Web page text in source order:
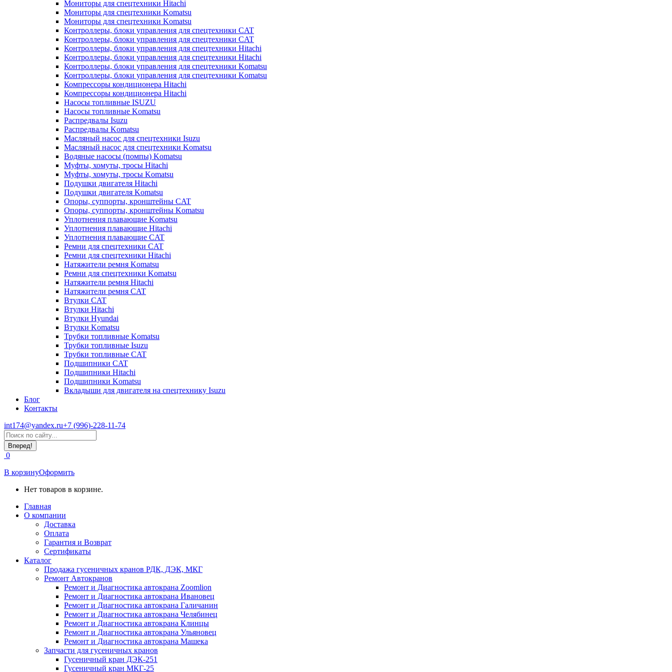
Мониторы для спецтехники Hitachi
Мониторы для спецтехники Komatsu
Мониторы для спецтехники Komatsu
Контроллеры, блоки управления для спецтехники CAT
Контроллеры, блоки управления для спецтехники CAT
Контроллеры, блоки управления для спецтехники Hitachi
Контроллеры, блоки управления для спецтехники Hitachi
Контроллеры, блоки управления для спецтехники Komatsu
Контроллеры, блоки управления для спецтехники Komatsu
Компрессоры кондиционера Hitachi
Компрессоры кондиционера Hitachi
Насосы топливные ISUZU
Насосы топливные Komatsu
Распредвалы Isuzu
Распредвалы Komatsu
Масляный насос для спецтехники Isuzu
Масляный насос для спецтехники Komatsu
Водяные насосы (помпы) Komatsu
Муфты, хомуты, тросы Hitachi
Муфты, хомуты, тросы Komatsu
Подушки двигателя Hitachi
Подушки двигателя Komatsu
Опоры, суппорты, кронштейны CAT
Опоры, суппорты, кронштейны Komatsu
Уплотнения плавающие Komatsu
Уплотнения плавающие Hitachi
Уплотнения плавающие CAT
Ремни для спецтехники CAT
Ремни для спецтехники Hitachi
Натяжители ремня Komatsu
Ремни для спецтехники Komatsu
Натяжители ремня Hitachi
Натяжители ремня CAT
Втулки CAT
Втулки Hitachi
Втулки Hyundai
Втулки Komatsu
Трубки топливные Komatsu
Трубки топливные Isuzu
Трубки топливные CAT
Подшипники CAT
Подшипники Hitachi
Подшипники Komatsu
Вкладыши для двигателя на спецтехнику Isuzu
Блог
Контакты
int174@yandex.ru+7 (996)-228-11-74
Страница
WhatsApp
открывается
в
новом
окне
Поиск:
0
В корзинуОформить
Нет товаров в корзине.
Главная
О компании
Доставка
Оплата
Гарантия и Возврат
Сертификаты
Каталог
Продажа гусеничных кранов РДК, ДЭК, МКГ
Ремонт Автокранов
Ремонт и Диагностика автокрана Zoomlion
Ремонт и Диагностика автокрана Ивановец
Ремонт и Диагностика автокрана Галичанин
Ремонт и Диагностика автокрана Челябинец
Ремонт и Диагностика автокрана Клинцы
Ремонт и Диагностика автокрана Ульяновец
Ремонт и Диагностика автокрана Машека
Запчасти для гусеничных кранов
Гусеничный кран ДЭК-251
Гусеничный кран МКГ-25